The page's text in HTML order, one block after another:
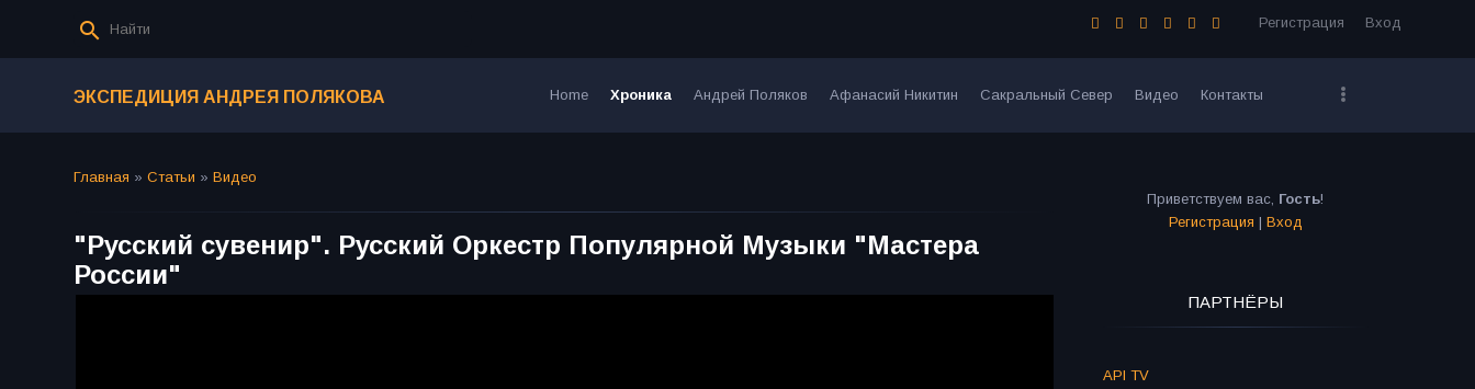
Регистрация Вход
ЭКСПЕДИЦИЯ АНДРЕЯ ПОЛЯКОВА Home Хроника Андрей Поляков Афанасий Никитин Сакральный Север Видео Контакты
Главная » Статьи » Видео
"Русский сувенир". Русский Оркестр Популярной Музыки "Мастера
России"
Приветствуем вас, Гость!
Регистрация | Вход
ПАРТНЁРЫ
API TV